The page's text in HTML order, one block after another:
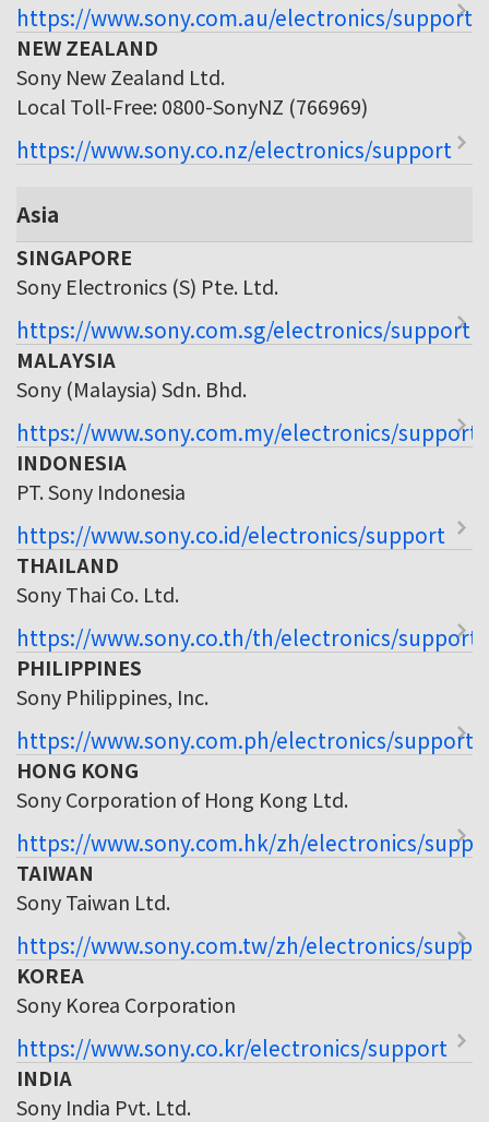
https://www.sony.com.au/electronics/support
NEW ZEALAND
Sony New Zealand Ltd.
Local Toll-Free: 0800-SonyNZ (766969)
https://www.sony.co.nz/electronics/support
Asia
SINGAPORE
Sony Electronics (S) Pte. Ltd.
https://www.sony.com.sg/electronics/support
MALAYSIA
Sony (Malaysia) Sdn. Bhd.
https://www.sony.com.my/electronics/support
INDONESIA
PT. Sony Indonesia
https://www.sony.co.id/electronics/support
THAILAND
Sony Thai Co. Ltd.
https://www.sony.co.th/th/electronics/support
PHILIPPINES
Sony Philippines, Inc.
https://www.sony.com.ph/electronics/support
HONG KONG
Sony Corporation of Hong Kong Ltd.
https://www.sony.com.hk/zh/electronics/
TAIWAN
Sony Taiwan Ltd.
https://www.sony.com.tw/zh/electronics/
KOREA
Sony Korea Corporation
https://www.sony.co.kr/electronics/support
INDIA
Sony India Pvt. Ltd.